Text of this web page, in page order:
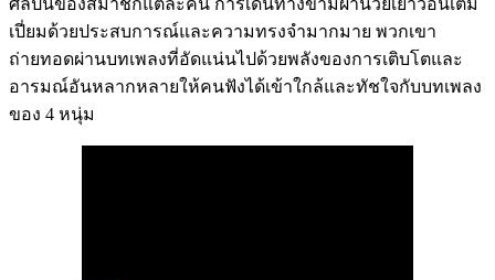
เปี่ยมด้วยประสบการณ์และความทรงจำมากมาย พวกเขา
ถ่ายทอดผ่านบทเพลงที่อัดแน่นไปด้วยพลังของการเติบโตและ
อารมณ์อันหลากหลายให้คนฟังได้เข้าใกล้และทัชใจกับบทเพลง
ของ 4 หนุ่ม